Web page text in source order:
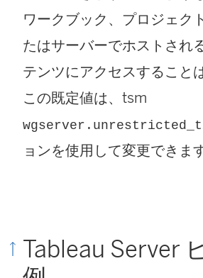
ワークブック、プロジェク
たはサーバーでホストされ
テンツにアクセスすること
この既定値は、tsm
ョンを使用して変更できます
Tableau Server